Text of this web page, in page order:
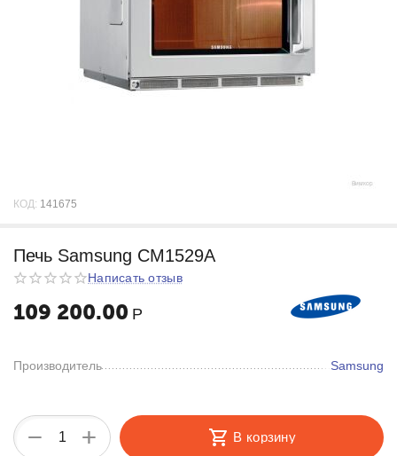
КОД: 141675
Печь Samsung CM1529A
Написать отзыв
109 200.00 Р
Производитель Samsung
+
− В корзину